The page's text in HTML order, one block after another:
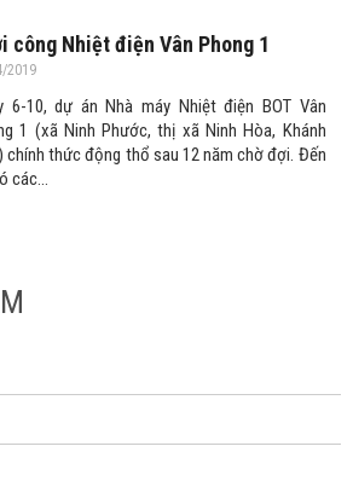
công Nhiệt điện Vân Phong 1
2019
6-10, dự án Nhà máy Nhiệt điện BOT Vân
1 (xã Ninh Phước, thị xã Ninh Hòa, Khánh
chính thức động thổ sau 12 năm chờ đợi. Đến
các...